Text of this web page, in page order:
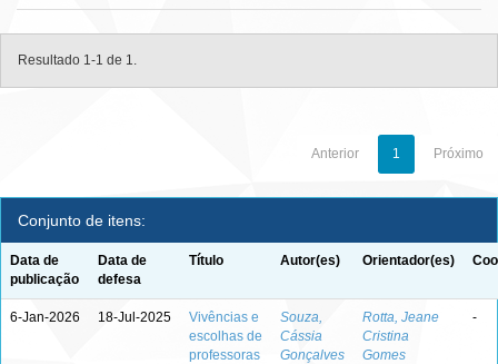
Resultado 1-1 de 1.
Anterior 1 Próximo
Conjunto de itens:
Data de
publicação
Data de
defesa
Título Autor(es) Orientador(es)
6-Jan-2026 18-Jul-2025
Vivências e
escolhas de
professoras
Souza,
Cássia
Gonçalves
Rotta, Jeane
Cristina
Gomes
-